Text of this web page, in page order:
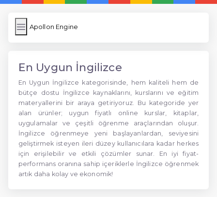
Apollon Engine
En Uygun İngilizce
En Uygun İngilizce kategorisinde, hem kaliteli hem de
bütçe dostu İngilizce kaynaklarını, kurslarını ve eğitim
materyallerini bir araya getiriyoruz. Bu kategoride yer
alan ürünler; uygun fiyatlı online kurslar, kitaplar,
uygulamalar ve çeşitli öğrenme araçlarından oluşur.
İngilizce öğrenmeye yeni başlayanlardan, seviyesini
geliştirmek isteyen ileri düzey kullanıcılara kadar herkes
için erişilebilir ve etkili çözümler sunar. En iyi fiyat-
performans oranına sahip içeriklerle İngilizce öğrenmek
artık daha kolay ve ekonomik!